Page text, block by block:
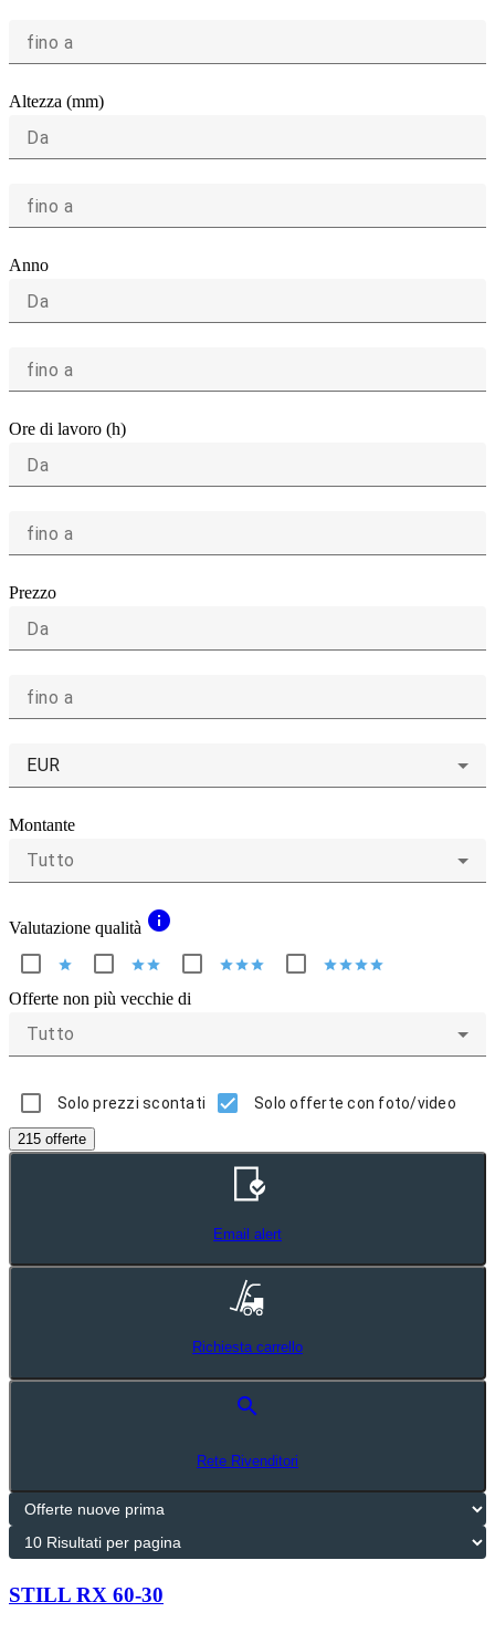
fino a
Altezza (mm)
Da
fino a
Anno
Da
fino a
Ore di lavoro (h)
Da
fino a
Prezzo
Da
fino a
EUR
Montante
Tutto
Valutazione qualità info
star starstar starstarstar starstarstarstar
Offerte non più vecchie di
Tutto
Solo prezzi scontati Solo offerte con foto/video
215 offerte
Email alert
Richiesta carrello
search
Rete Rivenditori
STILL RX 60-30